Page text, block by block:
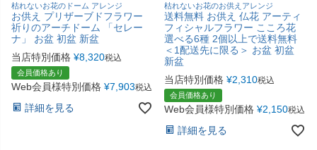
枯れないお花のドーム アレンジ
お供え プリザーブドフラワー
祈りのアーチドーム 「セレー
ナ」 お盆 初盆 新盆
当店特別価格 ¥8,320税込
会員価格あり
Web会員様特別価格 ¥7,903税込
詳細を見る
枯れないお花のお供えアレンジ
送料無料 お供え 仏花 アーティ
フィシャルフラワー こころ花
選べる6種 2個以上で送料無料
＜1配送先に限る＞ お盆 初盆
新盆
当店特別価格 ¥2,310税込
会員価格あり
Web会員様特別価格 ¥2,150税込
詳細を見る